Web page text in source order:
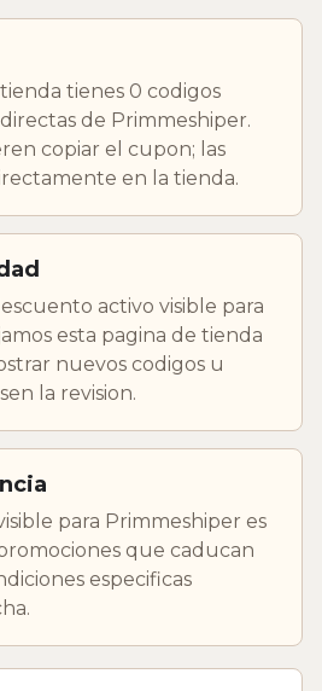
tienes 0 codigos
de Primmeshiper.
copiar el cupon; las
en la tienda.
activo visible para
esta pagina de tienda
nuevos codigos u
la revision.
para Primmeshiper es
que caducan
especificas